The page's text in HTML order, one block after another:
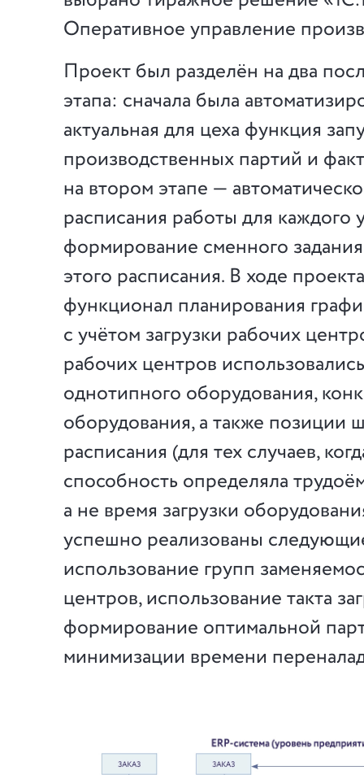
Оперативное управление
Проект был разделён на два
этапа: сначала была
актуальная для цеха функция
производственных партий и
на втором этапе —
расписания работы для каждого
формирование сменного
этого расписания. В ходе
функционал планирования
с учётом загрузки рабочих
рабочих центров
однотипного оборудования,
оборудования, а также позиции
расписания (для тех случаев,
способность определяла
а не время загрузки
успешно реализованы
использование групп
центров, использование такта
формирование оптимальной
минимизации времени